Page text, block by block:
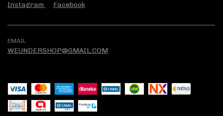
Instagram Facebook
EMAIL
WEUNDERSHOP@GMAIL.COM